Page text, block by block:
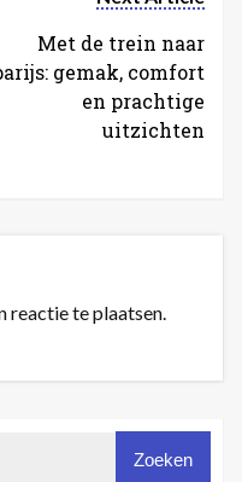
Met de trein naar
gemak, comfort
en prachtige
uitzichten
reactie te plaatsen.